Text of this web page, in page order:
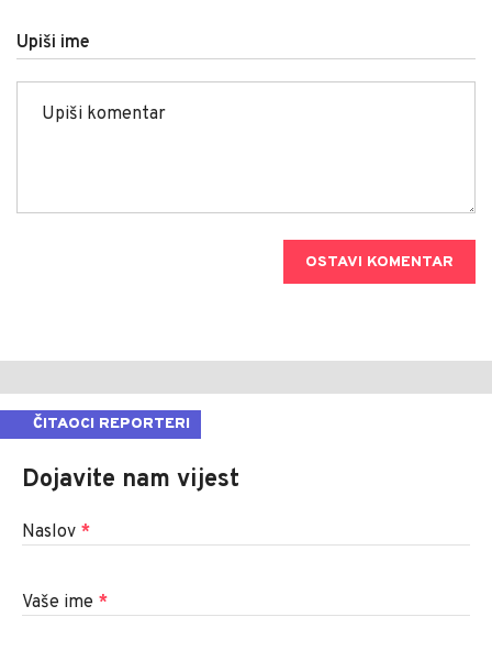
Upiši ime
OSTAVI KOMENTAR
ČITAOCI REPORTERI
Dojavite nam vijest
Naslov *
Vaše ime *